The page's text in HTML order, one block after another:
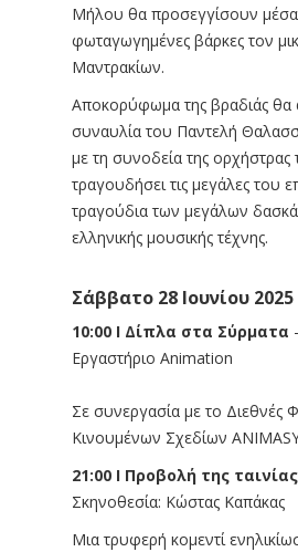
Μήλου θα προσεγγίσουν
φωταγωγημένες βάρκες τον
Μαντρακίων.
Αποκορύφωμα της βραδιάς θα
συναυλία του Παντελή
με τη συνοδεία της ορχήστρας
τραγουδήσει τις μεγάλες του
τραγούδια των μεγάλων
ελληνικής μουσικής τέχνης.
Σάββατο 28 Ιουνίου 2025
10:00 Ι Δίπλα στα Σύρματα
Εργαστήριο Animation
Σε συνεργασία με το Διεθνές
Κινουμένων Σχεδίων
21:00 I Προβολή της
Σκηνοθεσία: Κώστας Καπάκας
Μια τρυφερή κομεντί